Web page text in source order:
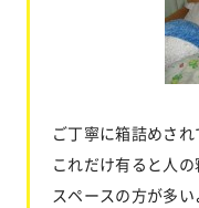
ご丁寧に箱詰めされ
これだけ有ると人
スペースの方が多い